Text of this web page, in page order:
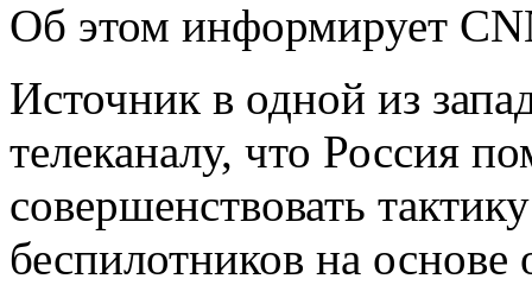
Об этом информирует
Источник в одной из
телеканалу, что Россия
совершенствовать
беспилотников на